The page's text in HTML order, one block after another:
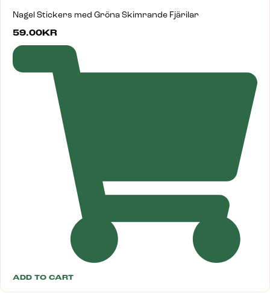
Nagel Stickers med Gröna Skimrande Fjärilar
59.00KR
ADD TO CART